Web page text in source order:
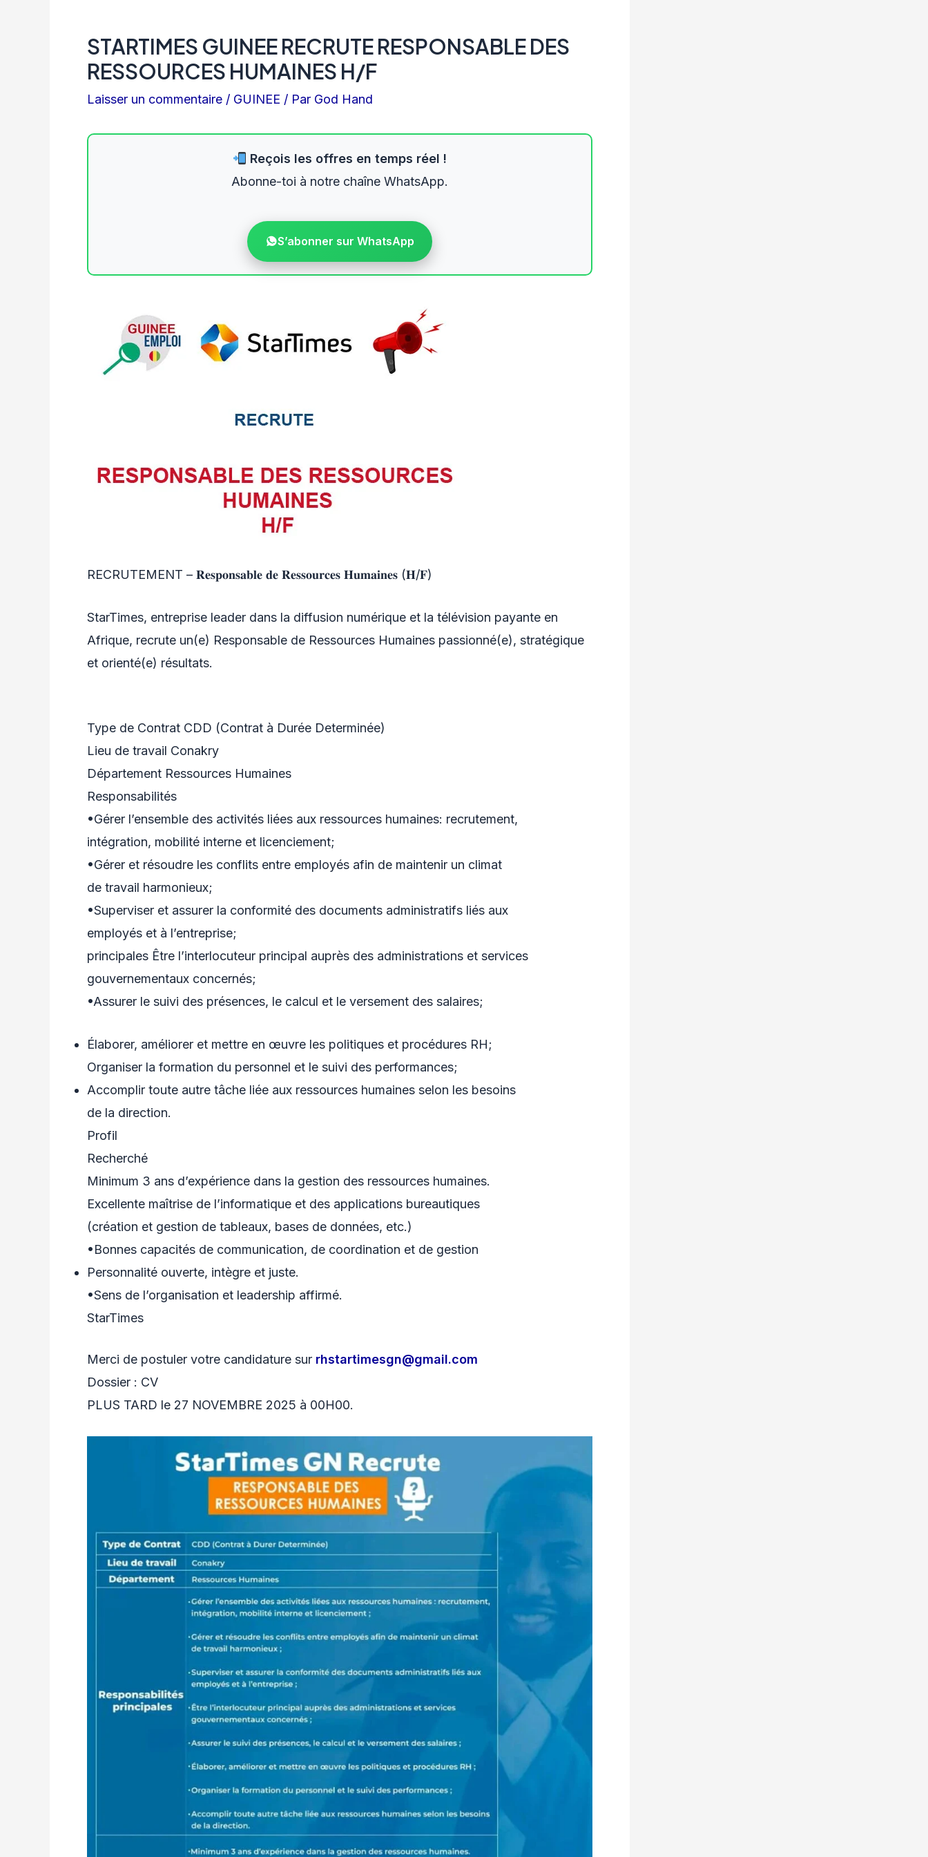
STARTIMES GUINEE RECRUTE RESPONSABLE DES
RESSOURCES HUMAINES H/F
Laisser un commentaire / GUINEE / Par God Hand
Reçois les offres en temps réel !
Abonne-toi à notre chaîne WhatsApp.
S’abonner sur WhatsApp
RECRUTEMENT – 𝐑𝐞𝐬𝐩𝐨𝐧𝐬𝐚𝐛𝐥𝐞 𝐝𝐞 𝐑𝐞𝐬𝐬𝐨𝐮𝐫𝐜𝐞𝐬 𝐇𝐮𝐦𝐚𝐢𝐧𝐞𝐬 (𝐇/𝐅)
StarTimes, entreprise leader dans la diffusion numérique et la télévision payante en
Afrique, recrute un(e) Responsable de Ressources Humaines passionné(e), stratégique
et orienté(e) résultats.
Type de Contrat CDD (Contrat à Durée Determinée)
Lieu de travail Conakry
Département Ressources Humaines
Responsabilités
•Gérer l’ensemble des activités liées aux ressources humaines: recrutement,
intégration, mobilité interne et licenciement;
•Gérer et résoudre les conflits entre employés afin de maintenir un climat
de travail harmonieux;
•Superviser et assurer la conformité des documents administratifs liés aux
employés et à l’entreprise;
principales Être l’interlocuteur principal auprès des administrations et services
gouvernementaux concernés;
•Assurer le suivi des présences, le calcul et le versement des salaires;
Élaborer, améliorer et mettre en œuvre les politiques et procédures RH;
Organiser la formation du personnel et le suivi des performances;
Accomplir toute autre tâche liée aux ressources humaines selon les besoins
de la direction.
Profil
Recherché
Minimum 3 ans d’expérience dans la gestion des ressources humaines.
Excellente maîtrise de l’informatique et des applications bureautiques
(création et gestion de tableaux, bases de données, etc.)
•Bonnes capacités de communication, de coordination et de gestion
Personnalité ouverte, intègre et juste.
•Sens de l’organisation et leadership affirmé.
StarTimes
Merci de postuler votre candidature sur rhstartimesgn@gmail.com
Dossier : CV
PLUS TARD le 27 NOVEMBRE 2025 à 00H00.